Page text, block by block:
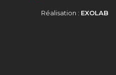
Réalisation : EXOLAB